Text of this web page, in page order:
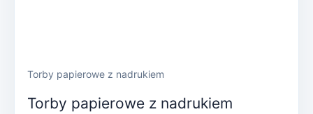
Torby papierowe z nadrukiem
Torby papierowe z nadrukiem